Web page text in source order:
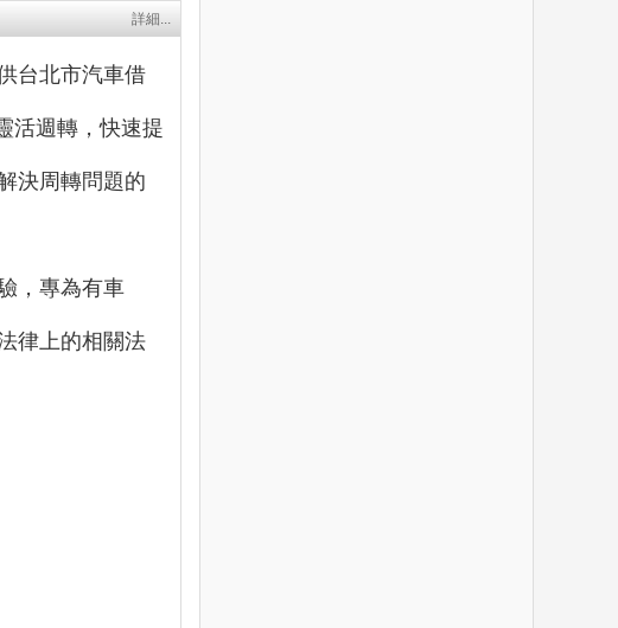
詳細...
台北市汽車借
活週轉，快速提
決周轉問題的
，專為有車
律上的相關法